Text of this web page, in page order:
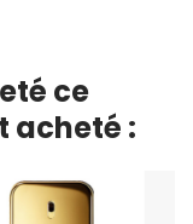
ce
acheté :